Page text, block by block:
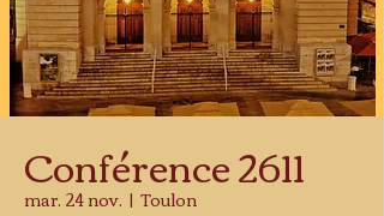
Conférence 2611
mar. 24 nov.
  |
Toulon